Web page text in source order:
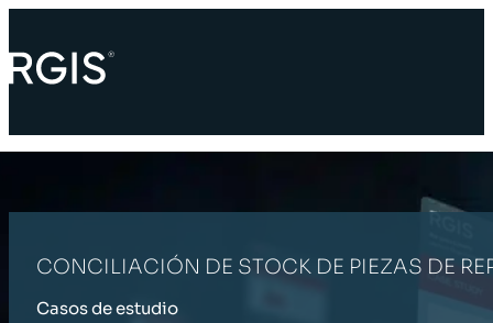
CONCILIACIÓN DE STOCK DE PIEZAS DE
Casos de estudio